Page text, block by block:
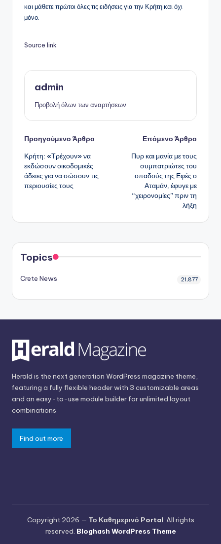
και μάθετε πρώτοι όλες τις ειδήσεις για την Κρήτη και όχι
μόνο.
Source link
admin
Προβολή όλων των αναρτήσεων
Πλοήγηση
δημοσιεύσεων
Προηγούμενο Άρθρο
Κρήτη: «Τρέχουν» να
εκδώσουν οικοδομικές
άδειες για να σώσουν τις
περιουσίες τους
Επόμενο Άρθρο
Πυρ και μανία με τους
συμπατριώτες του
οπαδούς της Εφές ο
Αταμάν, έφυγε με
“χειρονομίες” πριν τη
λήξη
Topics
Crete News 21,877
Herald is the next generation WordPress magazine theme,
featuring a fully flexible header with 3 customizable areas
and an easy-to-use module builder for unlimited layout
combinations
Find out more
Copyright 2026 — Το Καθημερινό Portal. All rights
reserved. Bloghash WordPress Theme